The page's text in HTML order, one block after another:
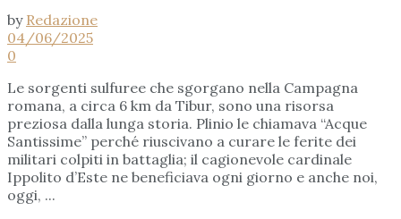
by Redazione
04/06/2025
0
Le sorgenti sulfuree che sgorgano nella Campagna
romana, a circa 6 km da Tibur, sono una risorsa
preziosa dalla lunga storia. Plinio le chiamava “Acque
Santissime” perché riuscivano a curare le ferite dei
militari colpiti in battaglia; il cagionevole cardinale
Ippolito d’Este ne beneficiava ogni giorno e anche noi,
oggi, ...